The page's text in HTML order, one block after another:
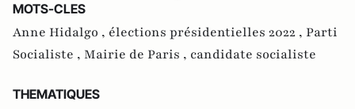
MOTS-CLES
Anne Hidalgo , élections présidentielles 2022 , Parti
Socialiste , Mairie de Paris , candidate socialiste
THEMATIQUES